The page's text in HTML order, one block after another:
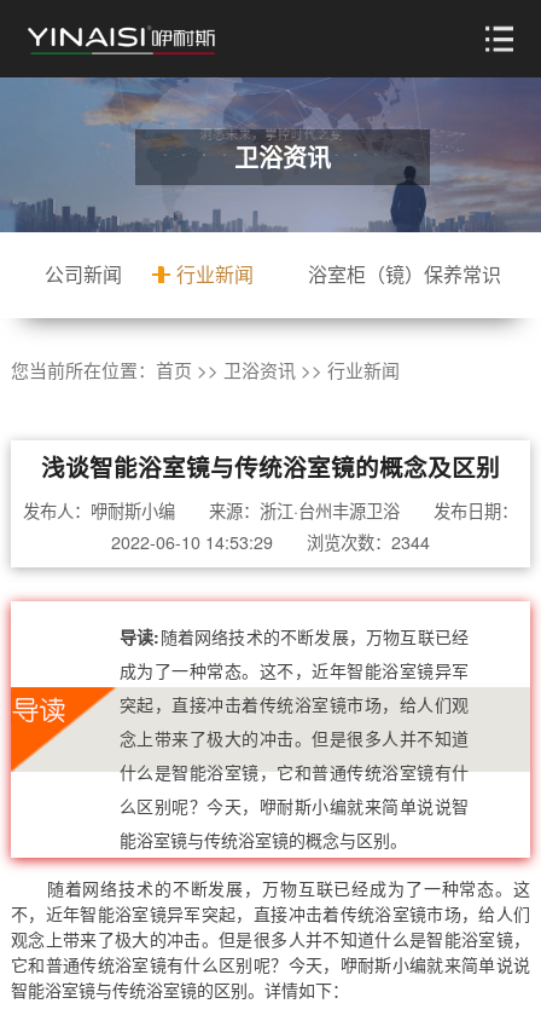
卫浴资讯
公司新闻 行业新闻 浴室柜（镜）保养常识
您当前所在位置： 首页 >> 卫浴资讯>> 行业新闻
浅谈智能浴室镜与传统浴室镜的概念及区别
发布人：咿耐斯小编 来源：浙江·台州丰源卫浴 发布日期：
2022-06-10 14:53:29 浏览次数：2344
导读:随着网络技术的不断发展，万物互联已经
成为了一种常态。这不，近年智能浴室镜异军
突起，直接冲击着传统浴室镜市场，给人们观
念上带来了极大的冲击。但是很多人并不知道
什么是智能浴室镜，它和普通传统浴室镜有什
么区别呢？今天，咿耐斯小编就来简单说说智
能浴室镜与传统浴室镜的概念与区别。
随着网络技术的不断发展，万物互联已经成为了一种常态。这
不，近年智能浴室镜异军突起，直接冲击着传统浴室镜市场，给人们
观念上带来了极大的冲击。但是很多人并不知道什么是智能浴室镜，
它和普通传统浴室镜有什么区别呢？今天，咿耐斯小编就来简单说说
智能浴室镜与传统浴室镜的区别。详情如下：